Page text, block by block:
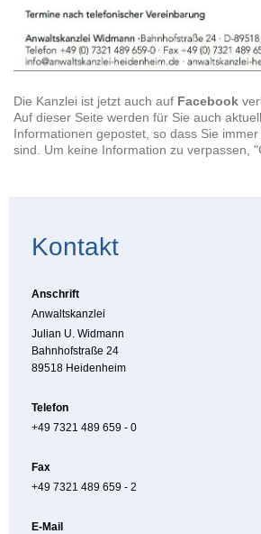
Die Kanzlei ist jetzt auch auf Facebook
Auf dieser Seite werden für Sie auch
Informationen gepostet, so dass Sie
sind. Um keine Information zu verpassen,
Kontakt
Anschrift
Anwaltskanzlei
Julian U. Widmann
Bahnhofstraße 24
89518 Heidenheim
Telefon
+49 7321 489 659 - 0
Fax
+49 7321 489 659 - 2
E-Mail